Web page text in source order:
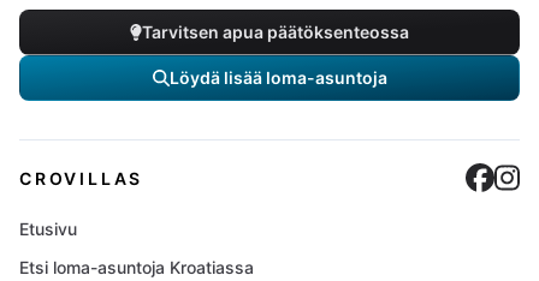
Tarvitsen apua päätöksenteossa
Löydä lisää loma-asuntoja
CROVILLAS
Etusivu
Etsi loma-asuntoja Kroatiassa